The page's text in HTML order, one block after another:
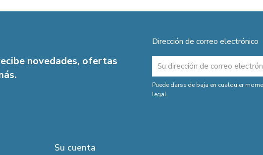
novedades, ofertas
Dirección de correo electrónico
Puede darse de baja en cualquier
legal.
Su cuenta